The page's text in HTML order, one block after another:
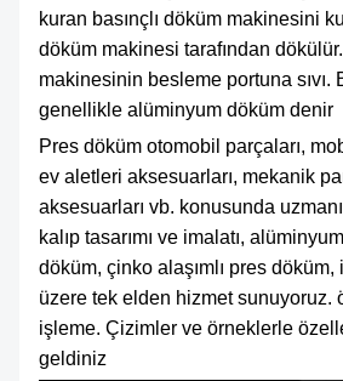
kuran basınçlı döküm makinesini
döküm makinesi tarafından
makinesinin besleme portuna sıvı.
genellikle alüminyum döküm denir
Pres döküm otomobil parçaları,
ev aletleri aksesuarları, mekanik
aksesuarları vb. konusunda
kalıp tasarımı ve imalatı,
döküm, çinko alaşımlı pres
üzere tek elden hizmet sunuyoruz.
işleme. Çizimler ve örneklerle
geldiniz